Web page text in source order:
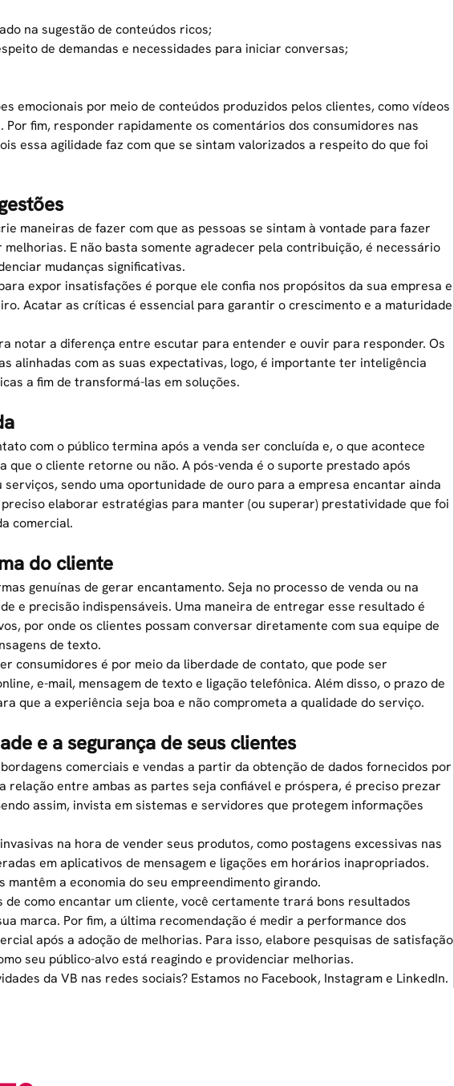
na sugestão de conteúdos ricos;
de demandas e necessidades para iniciar conversas;
emocionais por meio de conteúdos produzidos pelos clientes, como vídeos
Por fim, responder rapidamente os comentários dos consumidores nas
essa agilidade faz com que se sintam valorizados a respeito do que foi
maneiras de fazer com que as pessoas se sintam à vontade para fazer
E não basta somente agradecer pela contribuição, é necessário
mudanças significativas.
expor insatisfações é porque ele confia nos propósitos da sua empresa e
Acatar as críticas é essencial para garantir o crescimento e a maturidade
notar a diferença entre escutar para entender e ouvir para responder. Os
alinhadas com as suas expectativas, logo, é importante ter inteligência
a fim de transformá-las em soluções.
com o público termina após a venda ser concluída e, o que acontece
que o cliente retorne ou não. A pós-venda é o suporte prestado após
sendo uma oportunidade de ouro para a empresa encantar ainda
preciso elaborar estratégias para manter (ou superar) prestatividade que foi
comercial.
do cliente
genuínas de gerar encantamento. Seja no processo de venda ou na
e precisão indispensáveis. Uma maneira de entregar esse resultado é
por onde os clientes possam conversar diretamente com sua equipe de
de texto.
consumidores é por meio da liberdade de contato, que pode ser
e-mail, mensagem de texto e ligação telefônica. Além disso, o prazo de
que a experiência seja boa e não comprometa a qualidade do serviço.
e a segurança de seus clientes
comerciais e vendas a partir da obtenção de dados fornecidos por
relação entre ambas as partes seja confiável e próspera, é preciso prezar
assim, invista em sistemas e servidores que protegem informações
na hora de vender seus produtos, como postagens excessivas nas
emaplicativos de mensageme ligações em horários inapropriados.
mantêm a economia do seu empreendimento girando.
de como encantar um cliente, você certamente trará bons resultados
marca. Por fim, a última recomendação é medir a performance dos
após a adoção de melhorias. Para isso, elabore pesquisas de satisfação
seu público-alvo está reagindo e providenciar melhorias.
da VB nas redes sociais? Estamos no Facebook, Instagrame LinkedIn.